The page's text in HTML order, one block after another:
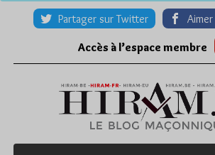
Partager sur Twitter
Accès à l’espace membre